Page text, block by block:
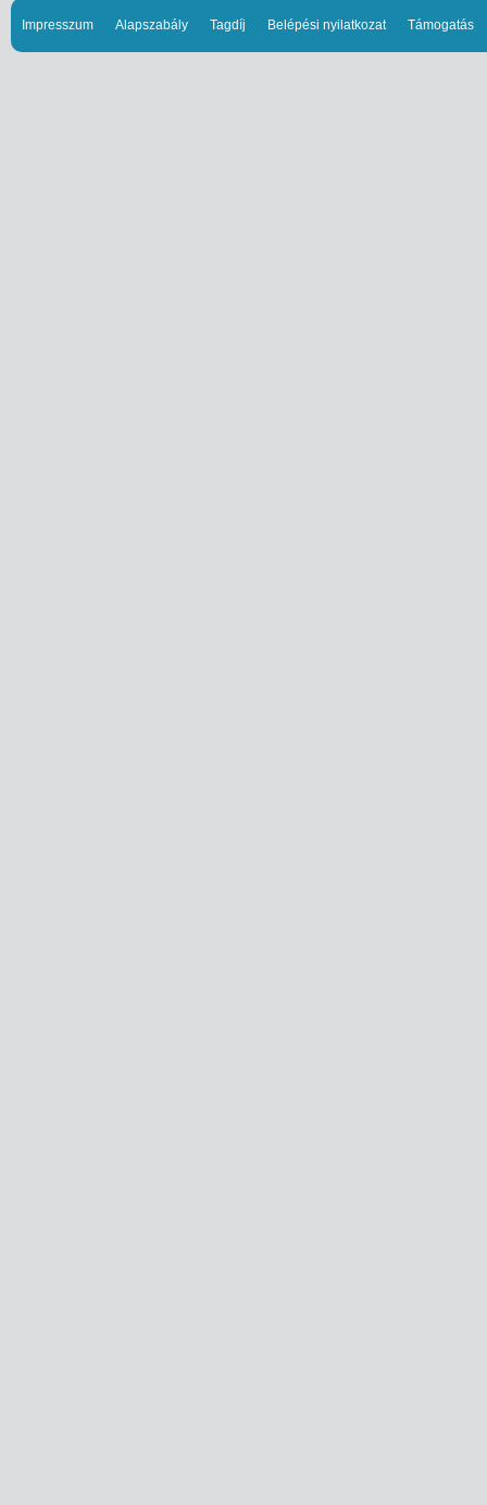
Impresszum Alapszabály Tagdíj Belépési nyilatkozat Támogatás